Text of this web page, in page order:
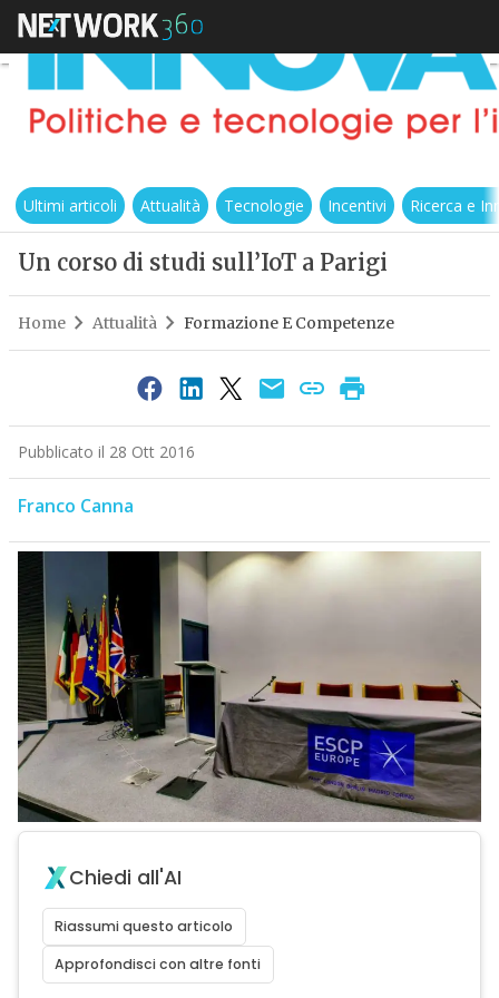
Ultimi articoli Attualità Tecnologie Incentivi Ricerca e
Un corso di studi sull’IoT a Parigi
Home Attualità Formazione E Competenze
Pubblicato il 28 Ott 2016
Franco Canna
Chiedi all'AI
Riassumi questo articolo
Approfondisci con altre fonti